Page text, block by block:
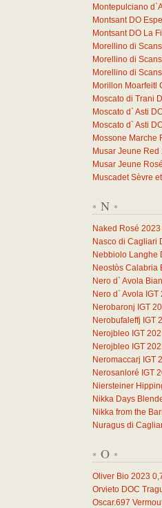
Montepulciano
Montsant DO
Montsant DO La
Morellino di
Morellino di
Morellino di
Morillon Moarfeitl
Moscato di Trani
Moscato d` Asti
Moscato d` Asti
Mossone Marche
Musar Jeune Red
Musar Jeune
Muscadet Sèvre
* N *
Naked Rosé 2023
Nasco di Cagliari
Nebbiolo Langhe
Neostòs Calabria
Nero d` Avola
Nero d` Avola IGT
Nerobaronj IGT
Nerobufaleffj IGT
Nerojbleo IGT
Nerojbleo IGT
Neromaccarj IGT
Nerosanloré IGT
Niersteiner
Nikka Days
Nikka from the
Nuragus di
* O *
Oliver Bio 2023
Orvieto DOC
Oscar.697